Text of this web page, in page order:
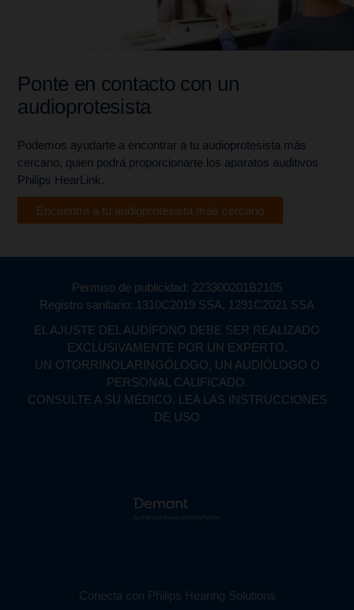
Ponte en contacto con un
audioprotesista
Podemos ayudarte a encontrar a tu audioprotesista más
cercano, quien podrá proporcionarte los aparatos auditivos
Philips HearLink.
Encuentra a tu audioprotesista más cercano
Permiso de publicidad: 223300201B2105
Registro sanitario: 1310C2019 SSA, 1291C2021 SSA
EL AJUSTE DEL AUDÍFONO DEBE SER REALIZADO
EXCLUSIVAMENTE POR UN EXPERTO,
UN OTORRINOLARINGÓLOGO, UN AUDIÓLOGO O
PERSONAL CALIFICADO.
CONSULTE A SU MÉDICO. LEA LAS INSTRUCCIONES
DE USO
Conecta con Philips Hearing Solutions